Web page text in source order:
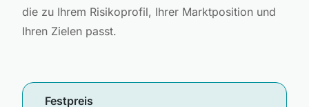
die zu Ihrem Risikoprofil, Ihrer Marktposition und
Ihren Zielen passt.
Festpreis